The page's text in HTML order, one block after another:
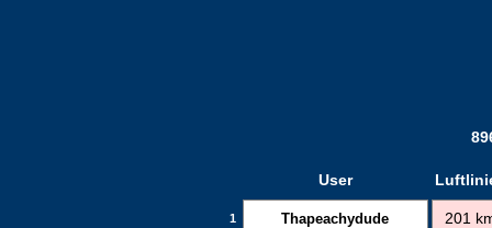
User
1 Thapeachydude 201